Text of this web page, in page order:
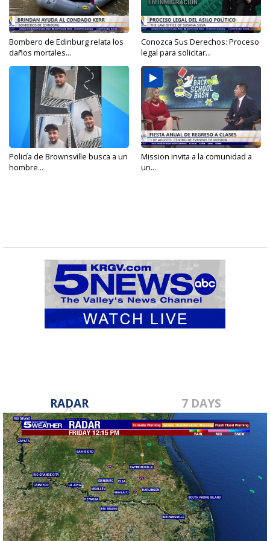
Bombero de Edinburg relata los
daños mortales...
Conozca Sus Derechos: Proceso
legal para solicitar...
Policía de Brownsville busca a un
hombre...
Mission invita a la comunidad a
un...
RADAR 7 DAYS